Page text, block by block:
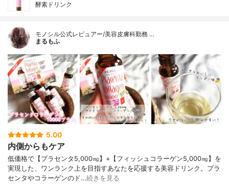
酵素ドリンク
モノシル公式レビュアー/美容皮膚科勤務 …
まるもふ
5.00
内側からもケア
低価格で【プラセンタ5,000㎎】+【フィッシュコラーゲン5,000㎎】を
実現した、ワンランク上を目指すあなたを応援する美容ドリンク。プラ
センタやコラーゲンのド…続きを見る